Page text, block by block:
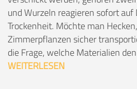
und Wurzeln reagieren sofort auf
Trockenheit. Möchte man
Zimmerpflanzen sicher
die Frage, welche Materialien
WEITERLESEN